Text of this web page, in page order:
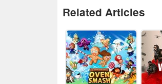
Related Articles